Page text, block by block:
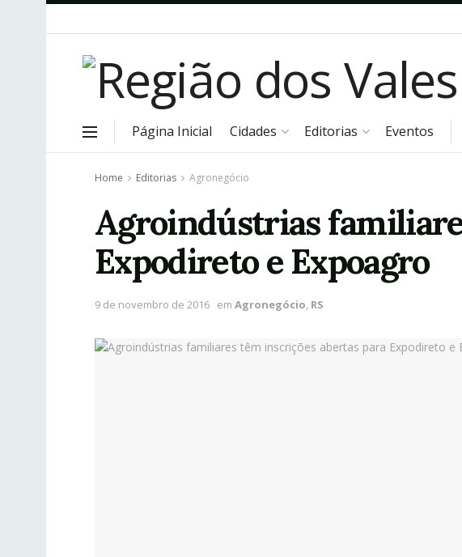
Página Inicial Cidades Editorias Eventos
Home Editorias Agronegócio
Agroindústrias
Expodireto e Expoagro
9 de novembro de 2016 em Agronegócio, RS